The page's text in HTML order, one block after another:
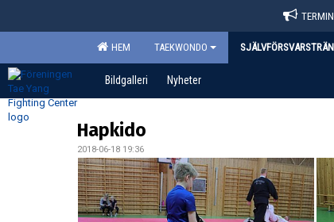
HEM TAEKWONDO
Bildgalleri Nyheter
Hapkido
2018-06-18 19:36